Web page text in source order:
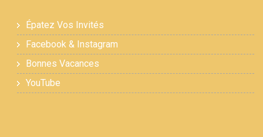
Épatez Vos Invités
Facebook & Instagram
Bonnes Vacances
YouTube